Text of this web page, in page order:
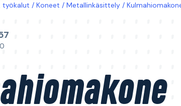
työkalut Koneet Metallinkäsittely